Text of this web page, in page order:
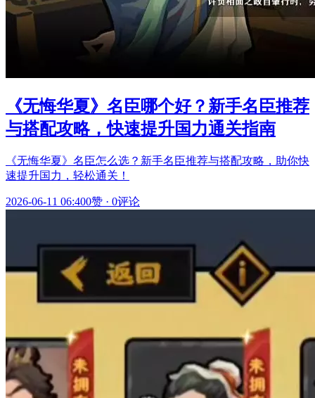
《无悔华夏》名臣哪个好？新手名臣推荐
与搭配攻略，快速提升国力通关指南
《无悔华夏》名臣怎么选？新手名臣推荐与搭配攻略，助你快
速提升国力，轻松通关！
2026-06-11 06:400赞 · 0评论